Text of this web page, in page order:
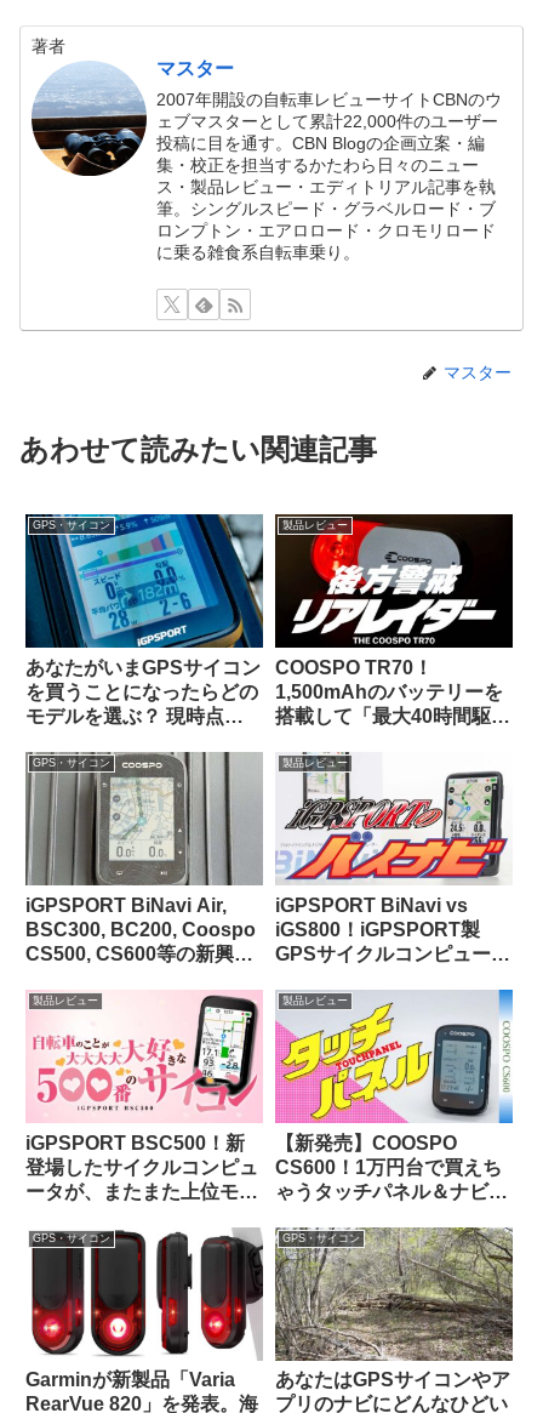
著者
マスター
2007年開設の自転車レビューサイトCBNのウ
ェブマスターとして累計22,000件のユーザー
投稿に目を通す。CBN Blogの企画立案・編
集・校正を担当するかたわら日々のニュー
ス・製品レビュー・エディトリアル記事を執
筆。シングルスピード・グラベルロード・ブ
ロンプトン・エアロロード・クロモリロード
に乗る雑食系自転車乗り。
マスター
あわせて読みたい関連記事
GPS・サイコン
あなたがいまGPSサイコン
を買うことになったらどの
モデルを選ぶ？ 現時点で
れ？【海外掲示板から・
2025年10月】
製品レビュー
COOSPO TR70！
1,500mAhのバッテリーを
搭載して「最大40時間駆
ダーが爆誕！！【クーポン
あります】
GPS・サイコン
iGPSPORT BiNavi Air,
BSC300, BC200, Coospo
CS500, CS600等の新興中
ついての最近の海外サイク
リストによる評価（海外掲
示板から）
製品レビュー
iGPSPORT BiNavi vs
iGS800！iGPSPORT製
GPSサイクルコンピュータ
製品レビュー
iGPSPORT BSC500！新
登場したサイクルコンピュ
ータが、またまた上位モデ
製品レビュー
【新発売】COOSPO
CS600！1万円台で買えち
ゃうタッチパネル＆ナビ対
タの実力って、どんな感
じ？
GPS・サイコン
Garminが新製品「Varia
RearVue 820」を発表。海
GPS・サイコン
あなたはGPSサイコンやア
プリのナビにどんなひどい